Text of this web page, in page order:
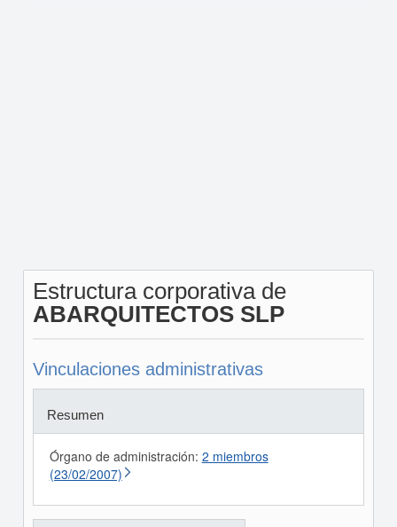
Estructura corporativa de
ABARQUITECTOS SLP
Vinculaciones administrativas
Resumen
Órgano de administración: 2 miembros
(23/02/2007)